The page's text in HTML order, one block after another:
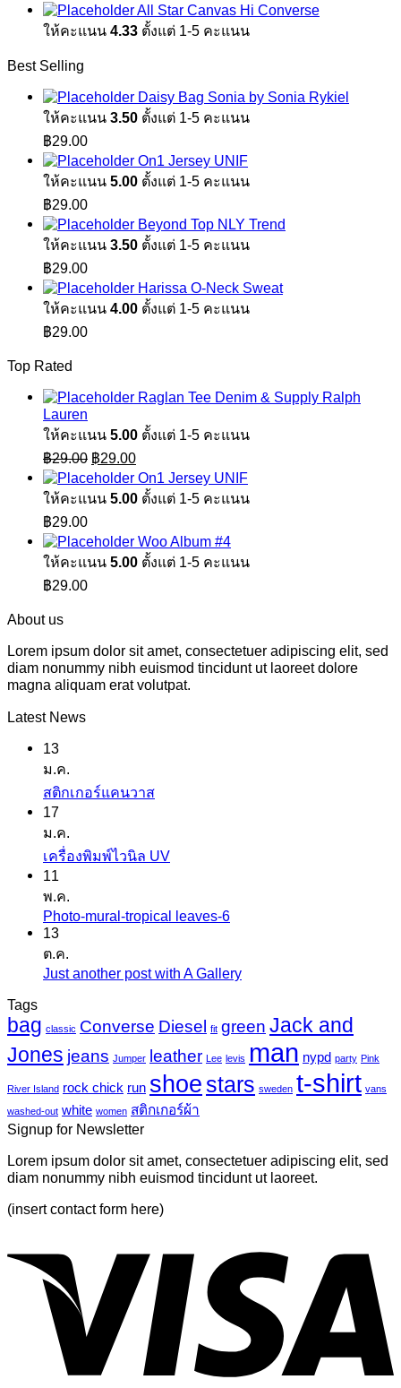
All Star Canvas Hi Converse
ให้คะแนน 4.33 ตั้งแต่ 1-5 คะแนน
Best Selling
Daisy Bag Sonia by Sonia Rykiel
ให้คะแนน 3.50 ตั้งแต่ 1-5 คะแนน
฿29.00
On1 Jersey UNIF
ให้คะแนน 5.00 ตั้งแต่ 1-5 คะแนน
฿29.00
Beyond Top NLY Trend
ให้คะแนน 3.50 ตั้งแต่ 1-5 คะแนน
฿29.00
Harissa O-Neck Sweat
ให้คะแนน 4.00 ตั้งแต่ 1-5 คะแนน
฿29.00
Top Rated
Raglan Tee Denim & Supply Ralph
Lauren
ให้คะแนน 5.00 ตั้งแต่ 1-5 คะแนน
฿29.00 Original
price
was:
฿29.00.
฿29.00Current
price
is:
฿29.00.
On1 Jersey UNIF
ให้คะแนน 5.00 ตั้งแต่ 1-5 คะแนน
฿29.00
Woo Album #4
ให้คะแนน 5.00 ตั้งแต่ 1-5 คะแนน
฿29.00
About us
Lorem ipsum dolor sit amet, consectetuer adipiscing elit, sed
diam nonummy nibh euismod tincidunt ut laoreet dolore
magna aliquam erat volutpat.
Latest News
13
ม.ค.
สติกเกอร์แคนวาสไม่มี
บน
นวาส
17
ม.ค.
เครื่องพิมพ์ไวนิล UVไม่มี
บน
ไว
11
พ.ค.
Photo-mural-tropical leaves-6ไม่มี
mural-
tropical
leaves-
13
ต.ค.
Just another post with A Galleryไม่มี
เห็น
บน
Just
another
post
Tags
bag classic Converse Diesel fit green Jack and
Jones jeans Jumper leather Lee levis man nypd party Pink
River Island rock chick run shoe stars sweden t-shirt vans
washed-out white women สติกเกอร์ผ้า
Signup for Newsletter
Lorem ipsum dolor sit amet, consectetuer adipiscing elit, sed
diam nonummy nibh euismod tincidunt ut laoreet.
(insert contact form here)